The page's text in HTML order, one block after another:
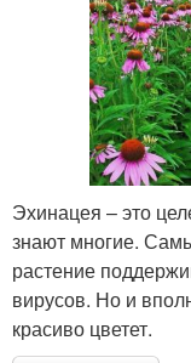
Эхинацея – это
знают многие.
растение
вирусов. Но и
красиво цветет.